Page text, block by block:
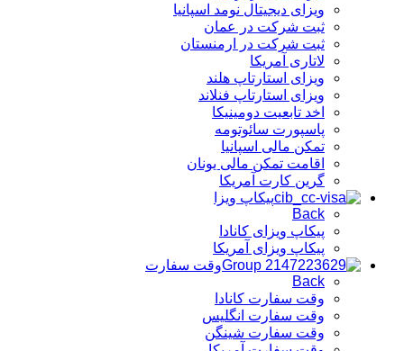
ویزای دیجیتال نومد اسپانیا
ثبت شرکت در عمان
ثبت شرکت در ارمنستان
لاتاری آمریکا
ویزای استارتاپ هلند
ویزای استارتاپ فنلاند
اخد تابعیت دومینیکا
پاسپورت سائوتومه
تمکن مالی اسپانیا
اقامت تمکن مالی یونان
گرین کارت آمریکا
پیکاپ ویزا
Back
پیکاپ ویزای کانادا
پیکاپ ویزای آمریکا
وقت سفارت
Back
وقت سفارت کانادا
وقت سفارت انگلیس
وقت سفارت شینگن